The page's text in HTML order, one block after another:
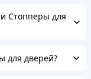
Стопперы для
для дверей?